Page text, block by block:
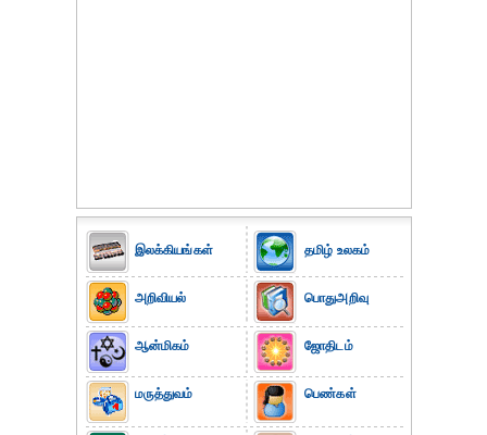
இலக்கியங்கள்
அறிவியல்
ஆன்மிகம்
மருத்துவம்
தமிழ் உலகம்
பொதுஅறிவு
ஜோதிடம்
பெண்கள்